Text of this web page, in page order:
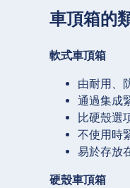
車頂箱的
軟式車頂箱
由耐用、
通過集成
比硬殼選
不使用時
易於存放
硬殼車頂箱